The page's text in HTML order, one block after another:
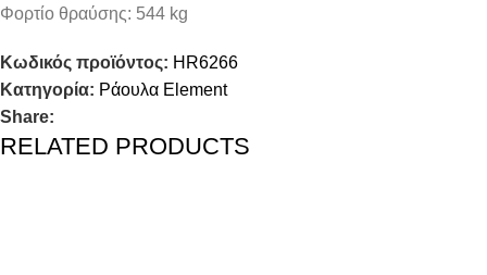
Φορτίο θραύσης: 544 kg
Κωδικός προϊόντος: HR6266
Κατηγορία: Ράουλα Element
Share:
RELATED PRODUCTS